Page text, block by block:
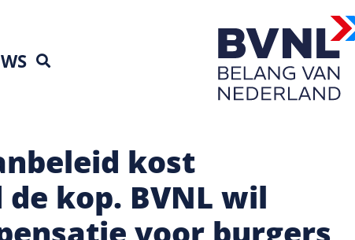
kost
kop. BVNL wil